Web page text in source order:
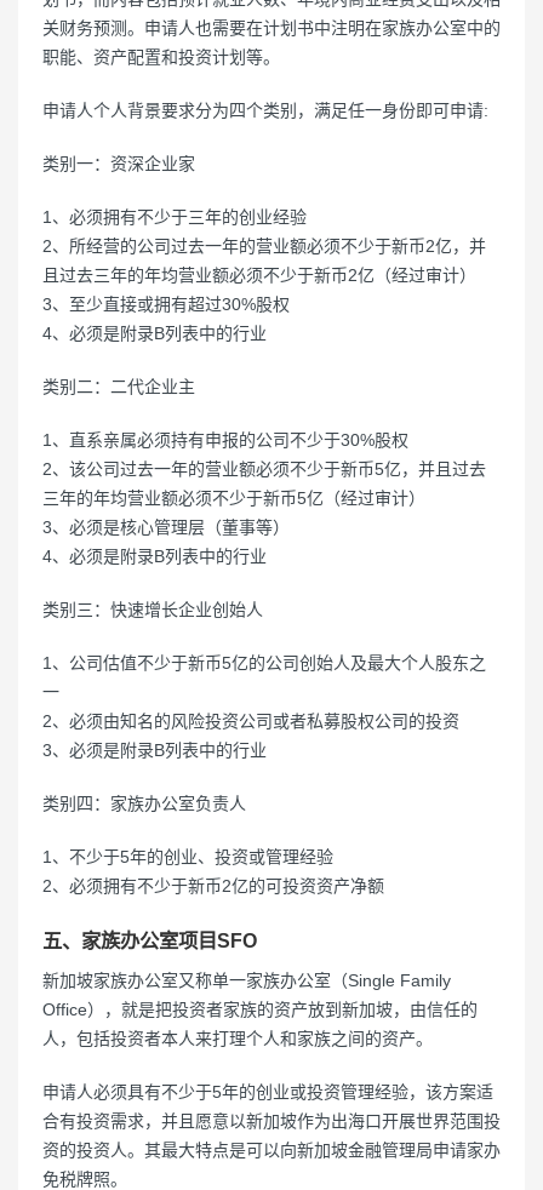
关财务预测。申请人也需要在计划书中注明在家族办公室中的
职能、资产配置和投资计划等。
申请人个人背景要求分为四个类别，满足任一身份即可申请:
类别一：资深企业家
1、必须拥有不少于三年的创业经验
2、所经营的公司过去一年的营业额必须不少于新币2亿，并
且过去三年的年均营业额必须不少于新币2亿（经过审计）
3、至少直接或拥有超过30%股权
4、必须是附录B列表中的行业
类别二：二代企业主
1、直系亲属必须持有申报的公司不少于30%股权
2、该公司过去一年的营业额必须不少于新币5亿，并且过去
三年的年均营业额必须不少于新币5亿（经过审计）
3、必须是核心管理层（董事等）
4、必须是附录B列表中的行业
类别三：快速增长企业创始人
1、公司估值不少于新币5亿的公司创始人及最大个人股东之
一
2、必须由知名的风险投资公司或者私募股权公司的投资
3、必须是附录B列表中的行业
类别四：家族办公室负责人
1、不少于5年的创业、投资或管理经验
2、必须拥有不少于新币2亿的可投资资产净额
五、家族办公室项目SFO
新加坡家族办公室又称单一家族办公室（Single Family
Office），就是把投资者家族的资产放到新加坡，由信任的
人，包括投资者本人来打理个人和家族之间的资产。
申请人必须具有不少于5年的创业或投资管理经验，该方案适
合有投资需求，并且愿意以新加坡作为出海口开展世界范围投
资的投资人。其最大特点是可以向新加坡金融管理局申请家办
免税牌照。